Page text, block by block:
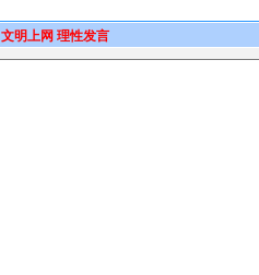
文明上网 理性发言